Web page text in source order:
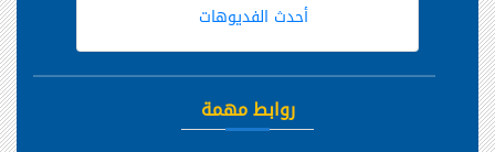
أحدث الفديوهات
روابط مهمة